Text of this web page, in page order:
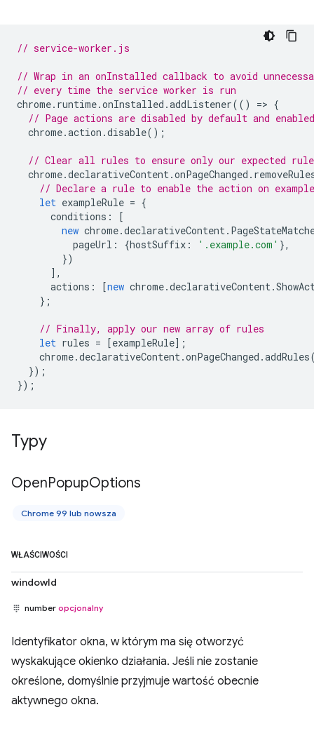
// service-worker.js
// Wrap in an onInstalled callback to avoid
// every time the service worker is run
chrome. runtime.onInstalled .addListener(() => {
// Page actions are disabled by default and
chrome.action .disable();
// Clear all rules to ensure only our expected
chrome.declarativeContent.onPageChanged .
// Declare a rule to enable the action on
let exampleRule = {
conditions :
[
new chrome.declarativeContent.
pageUrl : {hostSuffix : '.example.com' },
})
],
actions : [new chrome.declarativeContent.
};
// Finally, apply our new array of rules
let rules = [exampleRule];
chrome.declarativeContent.onPageChanged .addRules
});
});
Typy
OpenPopupOptions
Chrome 99 lub nowsza
WŁAŚCIWOŚCI
windowId
number opcjonalny
Identyfikator okna, w którym ma się otworzyć
wyskakujące okienko działania. Jeśli nie zostanie
określone, domyślnie przyjmuje wartość obecnie
aktywnego okna.